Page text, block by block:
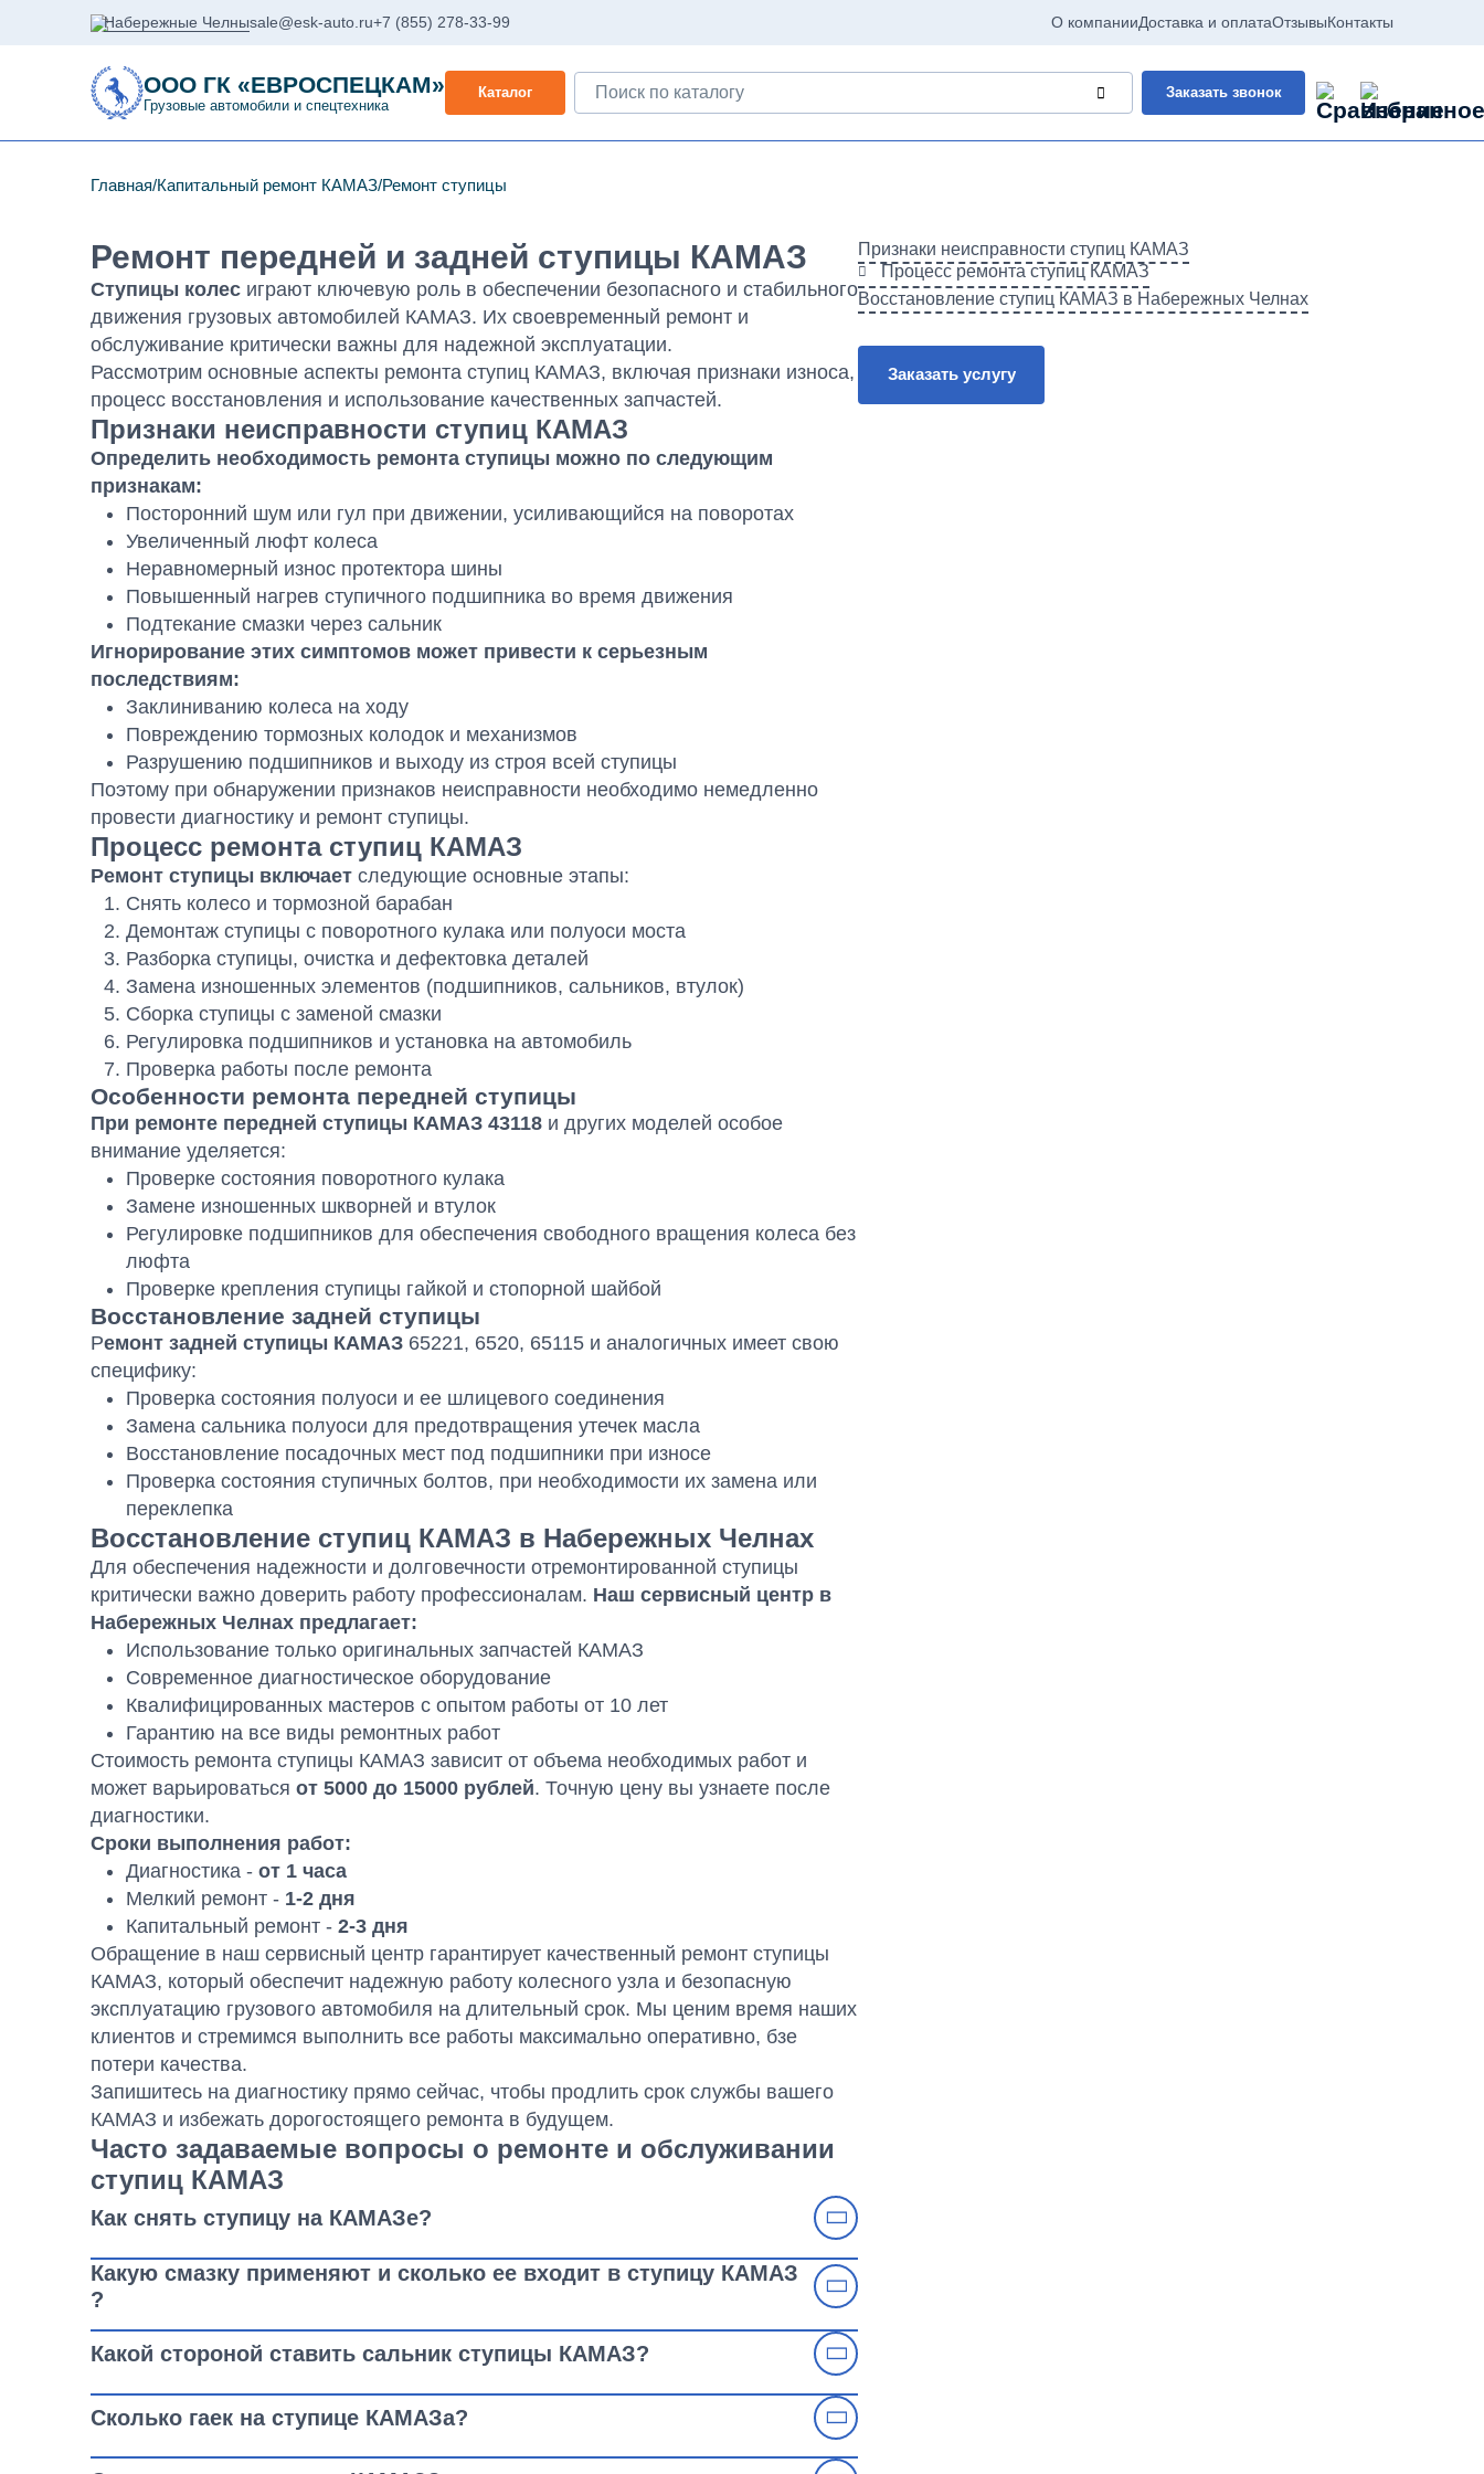
Набережные Челныsale@esk-auto.ru+7 (855) 278-33-99 О компанииДоставка и оплатаОтзывыКонтакты
ООО ГК «ЕВРОСПЕЦКАМ»
Грузовые автомобили и спецтехника
Каталог Заказать звонок
Главная Капитальный ремонт КАМАЗ Ремонт ступицы
Ремонт передней и задней ступицы КАМАЗ
Ступицы колес играют ключевую роль в обеспечении безопасного и стабильного
движения грузовых автомобилей КАМАЗ. Их своевременный ремонт и
обслуживание критически важны для надежной эксплуатации.
Рассмотрим основные аспекты ремонта ступиц КАМАЗ, включая признаки износа,
процесс восстановления и использование качественных запчастей.
Признаки неисправности ступиц КАМАЗ
Определить необходимость ремонта ступицы можно по следующим
признакам:
Посторонний шум или гул при движении, усиливающийся на поворотах
Увеличенный люфт колеса
Неравномерный износ протектора шины
Повышенный нагрев ступичного подшипника во время движения
Подтекание смазки через сальник
Игнорирование этих симптомов может привести к серьезным
последствиям:
Заклиниванию колеса на ходу
Повреждению тормозных колодок и механизмов
Разрушению подшипников и выходу из строя всей ступицы
Поэтому при обнаружении признаков неисправности необходимо немедленно
провести диагностику и ремонт ступицы.
Процесс ремонта ступиц КАМАЗ
Ремонт ступицы включает следующие основные этапы:
Снять колесо и тормозной барабан
Демонтаж ступицы с поворотного кулака или полуоси моста
Разборка ступицы, очистка и дефектовка деталей
Замена изношенных элементов (подшипников, сальников, втулок)
Сборка ступицы с заменой смазки
Регулировка подшипников и установка на автомобиль
Проверка работы после ремонта
Особенности ремонта передней ступицы
При ремонте передней ступицы КАМАЗ 43118 и других моделей особое
внимание уделяется:
Проверке состояния поворотного кулака
Замене изношенных шкворней и втулок
Регулировке подшипников для обеспечения свободного вращения колеса без
люфта
Проверке крепления ступицы гайкой и стопорной шайбой
Восстановление задней ступицы
Ремонт задней ступицы КАМАЗ 65221, 6520, 65115 и аналогичных имеет свою
специфику:
Проверка состояния полуоси и ее шлицевого соединения
Замена сальника полуоси для предотвращения утечек масла
Восстановление посадочных мест под подшипники при износе
Проверка состояния ступичных болтов, при необходимости их замена или
переклепка
Восстановление ступиц КАМАЗ в Набережных Челнах
Для обеспечения надежности и долговечности отремонтированной ступицы
критически важно доверить работу профессионалам. Наш сервисный центр в
Набережных Челнах предлагает:
Использование только оригинальных запчастей КАМАЗ
Современное диагностическое оборудование
Квалифицированных мастеров с опытом работы от 10 лет
Гарантию на все виды ремонтных работ
Стоимость ремонта ступицы КАМАЗ зависит от объема необходимых работ и
может варьироваться от 5000 до 15000 рублей. Точную цену вы узнаете после
диагностики.
Сроки выполнения работ:
Диагностика - от 1 часа
Мелкий ремонт - 1-2 дня
Капитальный ремонт - 2-3 дня
Обращение в наш сервисный центр гарантирует качественный ремонт ступицы
КАМАЗ, который обеспечит надежную работу колесного узла и безопасную
эксплуатацию грузового автомобиля на длительный срок. Мы ценим время наших
клиентов и стремимся выполнить все работы максимально оперативно, бзе
потери качества.
Запишитесь на диагностику прямо сейчас, чтобы продлить срок службы вашего
КАМАЗ и избежать дорогостоящего ремонта в будущем.
Часто задаваемые вопросы о ремонте и обслуживании
ступиц КАМАЗ
Как снять ступицу на КАМАЗе?
Демонтаж ступицы КАМАЗ, будь то передняя, задняя или евро ступица, модели
Поднимите автомобиль домкратом и зафиксируйте его.
Открутите барабан. Если он прикипел, слегка обстучите его по окружности.
Какую смазку применяют и сколько ее входит в ступицу КАМАЗ
?
Ступицы смазываютсяЛитол-24 (ГОСТ 21150-87) или консистентной смазку на
литиевой основе KP2N-30 по DIN 51502. Количество смазки зависит от модели и
типа моста:
Для автомобилей типа 4х4 и 6х6:
Какой стороной ставить сальник ступицы КАМАЗ?
На ступицу КАМАЗ устанавливается сальник определенного типа. Правильная
установка сальника ступицы КАМАЗ требует внимательности:
Сколько гаек на ступице КАМАЗа?
Признаки неисправности ступиц КАМАЗ
Процесс ремонта ступиц КАМАЗ
Восстановление ступиц КАМАЗ в Набережных Челнах
Заказать услугу